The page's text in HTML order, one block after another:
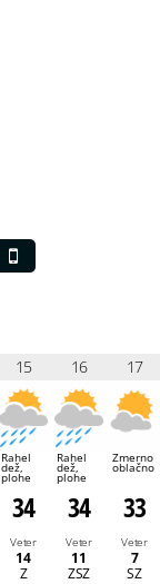
15 16 17
Rahel
dež,
plohe
Rahel
dež,
plohe
Zmerno
oblačno
34 34 33
Veter
14
Z
Veter
11
ZSZ
Veter
7
SZ